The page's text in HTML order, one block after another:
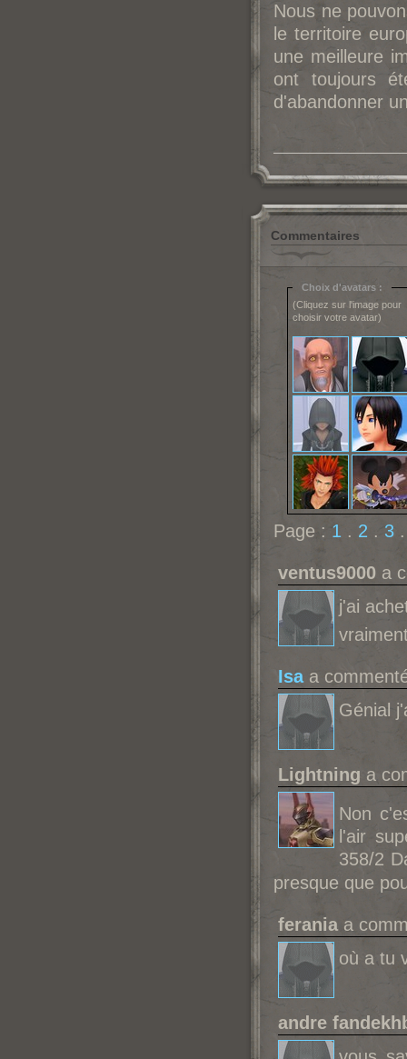
Nous ne
le territoire
une meilleure
ont toujours
d'abandonner
Commentaires
Choix d'avatars :
(Cliquez sur l'image pour
choisir votre avatar)
Page : 1 . 2 . 3
ventus9000 a
j'ai
Isaa
Génial
Lightning a
Non
l'air
358/2
presque que
ferania a
où a tu
andre